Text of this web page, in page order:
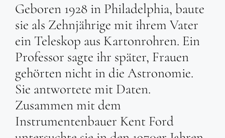
Geboren 1928 in Philadelphia, baute
sie als Zehnjährige mit ihrem Vater
ein Teleskop aus Kartonrohren. Ein
Professor sagte ihr später, Frauen
gehörten nicht in die Astronomie.
Sie antwortete mit Daten.
Zusammen mit dem
Instrumentenbauer Kent Ford